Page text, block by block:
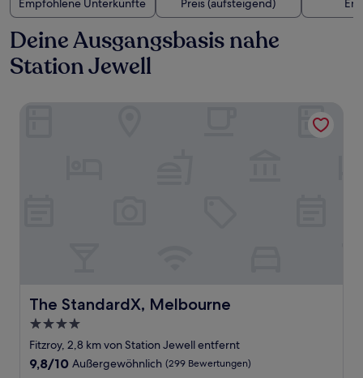
Empfohlene Unterkünfte Preis (aufsteigend)
Deine Ausgangsbasis nahe
Station Jewell
The StandardX, Melbourne
The StandardX, Melbourne
4.0-
Sterne-
Unterkunft
Fitzroy, 2,8 km von Station Jewell entfernt
9.8
9,8/10 Außergewöhnlich (299 Bewertungen)